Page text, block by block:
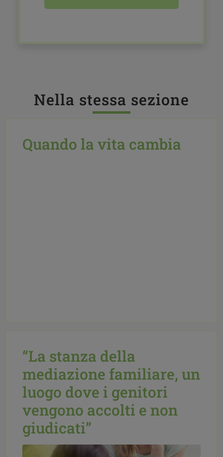
Nella stessa sezione
Quando la vita cambia
“La stanza della
mediazione familiare, un
luogo dove i genitori
vengono accolti e non
giudicati”